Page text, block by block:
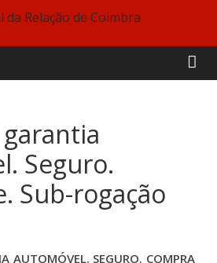
Seguro.
Sub-rogação
AUTOMÓVEL. SEGURO. COMPRA